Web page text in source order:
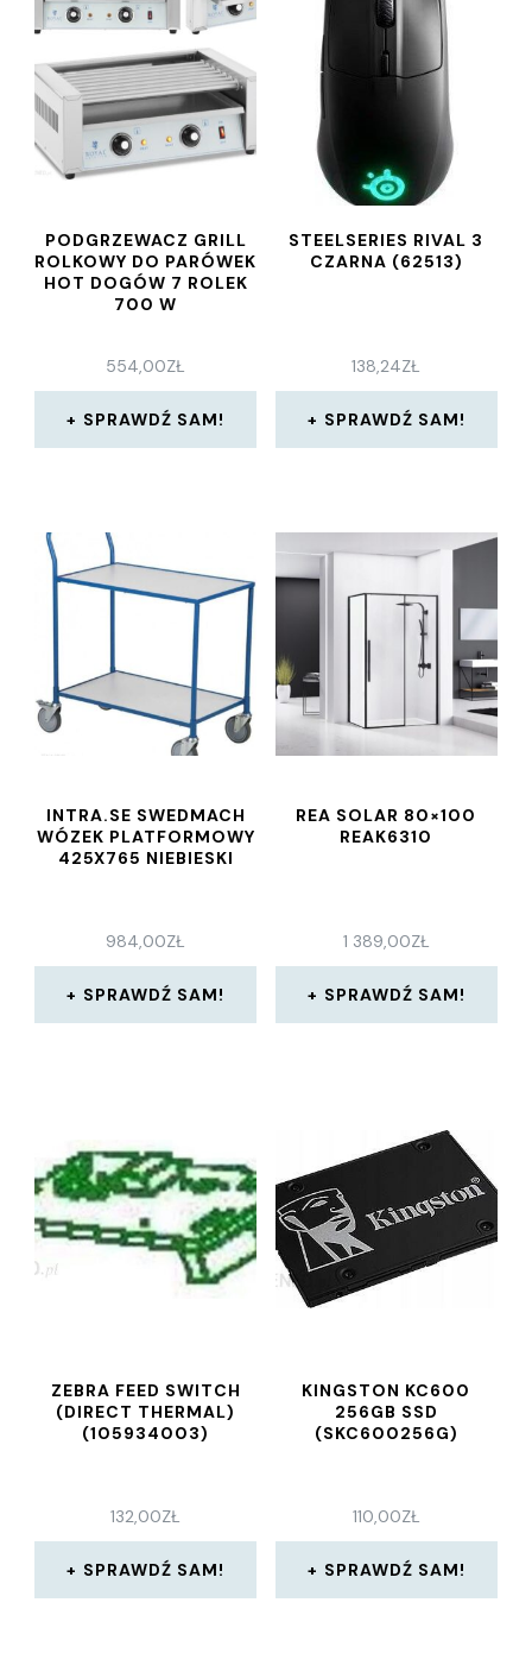
PODGRZEWACZ GRILL
ROLKOWY DO PARÓWEK
HOT DOGÓW 7 ROLEK
700 W
554,00ZŁ
SPRAWDŹ SAM!
STEELSERIES RIVAL 3
CZARNA (62513)
138,24ZŁ
SPRAWDŹ SAM!
INTRA.SE SWEDMACH
WÓZEK PLATFORMOWY
425X765 NIEBIESKI
984,00ZŁ
SPRAWDŹ SAM!
REA SOLAR 80×100
REAK6310
1 389,00ZŁ
SPRAWDŹ SAM!
ZEBRA FEED SWITCH
(DIRECT THERMAL)
(105934003)
132,00ZŁ
SPRAWDŹ SAM!
KINGSTON KC600
256GB SSD
(SKC600256G)
110,00ZŁ
SPRAWDŹ SAM!